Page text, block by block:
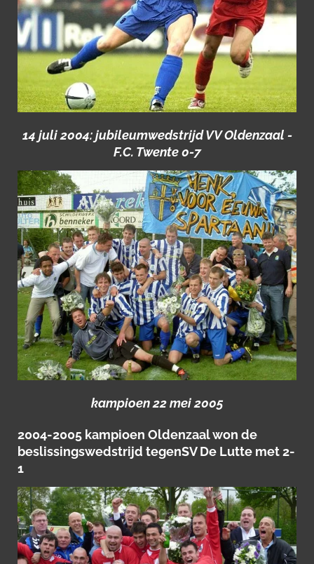
14 juli 2004: jubileumwedstrijd VV Oldenzaal -
F.C. Twente 0-7
kampioen 22 mei 2005
2004-2005 kampioen Oldenzaal won de
beslissingswedstrijd tegenSV De Lutte met 2-
1